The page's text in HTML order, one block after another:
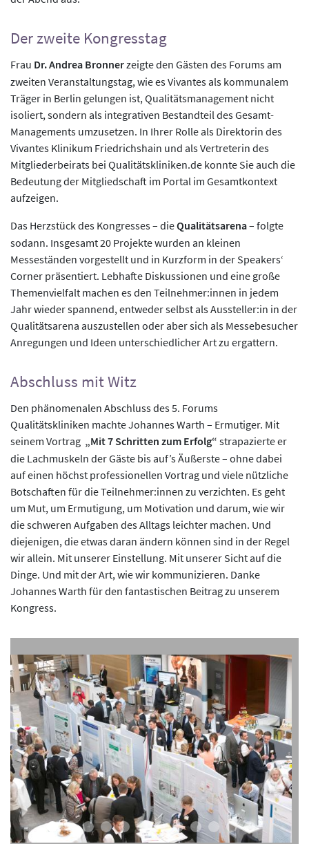
Der zweite Kongresstag
Frau Dr. Andrea Bronnerzeigte den Gästen des Forums am
zweiten Veranstaltungstag, wie es Vivantes als kommunalem
Träger in Berlin gelungen ist, Qualitätsmanagement nicht
isoliert, sondern als integrativen Bestandteil des Gesamt-
Managements umzusetzen. In Ihrer Rolle als Direktorin des
Vivantes Klinikum Friedrichshain und als Vertreterin des
Mitgliederbeirats bei Qualitätskliniken.de konnte Sie auch die
Bedeutung der Mitgliedschaft im Portal im Gesamtkontext
aufzeigen.
Das Herzstück des Kongresses – dieQualitätsarena– folgte
sodann. Insgesamt 20 Projekte wurden an kleinen
Messeständen vorgestellt und in Kurzform in der Speakers‘
Corner präsentiert. Lebhafte Diskussionen und eine große
Themenvielfalt machen es den Teilnehmer:innen in jedem
Jahr wieder spannend, entweder selbst als Aussteller:in in der
Qualitätsarena auszustellen oder aber sich als Messebesucher
Anregungen und Ideen unterschiedlicher Art zu ergattern.
Abschluss mit Witz
Den phänomenalen Abschluss des 5. Forums
Qualitätskliniken machte Johannes Warth – Ermutiger. Mit
seinem Vortrag „Mit 7 Schritten zum Erfolg“ strapazierte er
die Lachmuskeln der Gäste bis auf’s Äußerste – ohne dabei
auf einen höchst professionellen Vortrag und viele nützliche
Botschaften für die Teilnehmer:innen zu verzichten. Es geht
um Mut, um Ermutigung, um Motivation und darum, wie wir
die schweren Aufgaben des Alltags leichter machen. Und
diejenigen, die etwas daran ändern können sind in der Regel
wir allein. Mit unserer Einstellung. Mit unserer Sicht auf die
Dinge. Und mit der Art, wie wir kommunizieren. Danke
Johannes Warth für den fantastischen Beitrag zu unserem
Kongress.